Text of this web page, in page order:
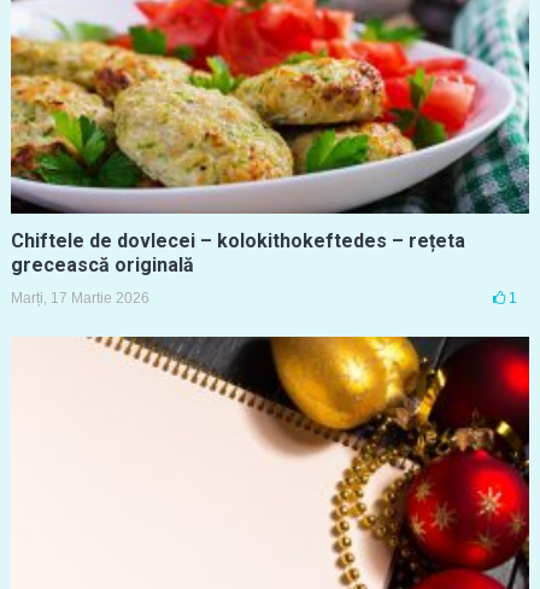
Chiftele de dovlecei – kolokithokeftedes – rețeta
grecească originală
Marți, 17 Martie 2026 1